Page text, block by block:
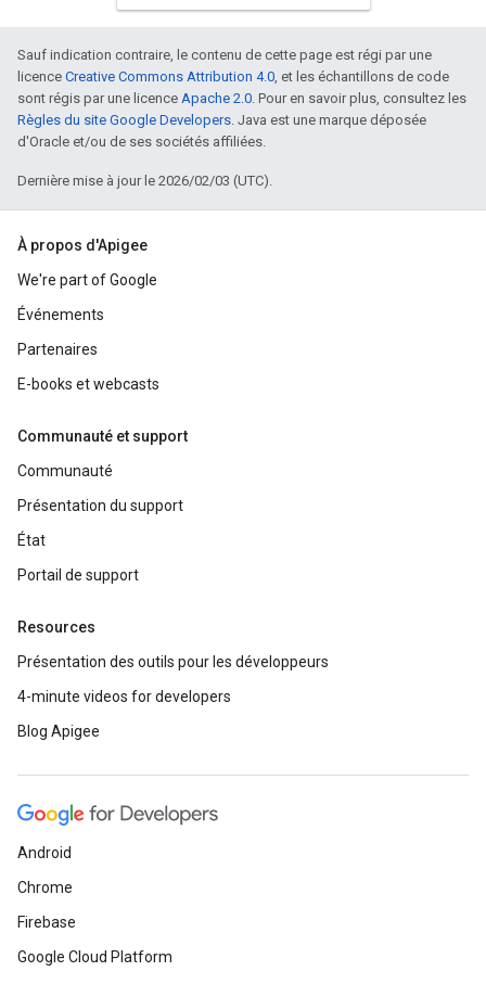
Sauf indication contraire, le contenu de cette page est régi par une
licence Creative Commons Attribution 4.0, et les échantillons de code
sont régis par une licence Apache 2.0. Pour en savoir plus, consultez les
Règles du site Google Developers. Java est une marque déposée
d'Oracle et/ou de ses sociétés affiliées.
Dernière mise à jour le 2026/02/03 (UTC).
À propos d'Apigee
We're part of Google
Événements
Partenaires
E-books et webcasts
Communauté et support
Communauté
Présentation du support
État
Portail de support
Resources
Présentation des outils pour les développeurs
4-minute videos for developers
Blog Apigee
Android
Chrome
Firebase
Google Cloud Platform